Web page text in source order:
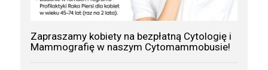
Zapraszamy kobiety na bezpłatną Cytologię i
Mammografię w naszym Cytomammobusie!